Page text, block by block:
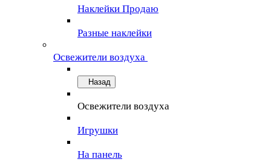
Наклейки Продаю
Разные наклейки
Освежители воздуха
Назад
Освежители воздуха
Игрушки
На панель